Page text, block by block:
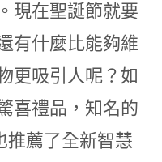
現在聖誕節就要
有什麼比能夠維
更吸引人呢？如
喜禮品，知名的
推薦了全新智慧